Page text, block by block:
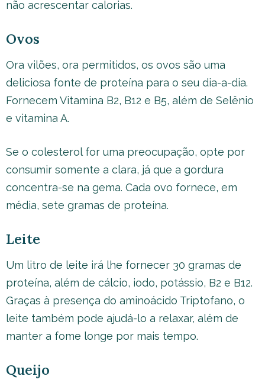
não acrescentar calorias.
Ovos
Ora vilões, ora permitidos, os ovos são uma
deliciosa fonte de proteína para o seu dia-a-dia.
Fornecem Vitamina B2, B12 e B5, além de Selênio
e vitamina A.
Se o colesterol for uma preocupação, opte por
consumir somente a clara, já que a gordura
concentra-se na gema. Cada ovo fornece, em
média, sete gramas de proteína.
Leite
Um litro de leite irá lhe fornecer 30 gramas de
proteína, além de cálcio, iodo, potássio, B2 e B12.
Graças à presença do aminoácido Triptofano, o
leite também pode ajudá-lo a relaxar, além de
manter a fome longe por mais tempo.
Queijo